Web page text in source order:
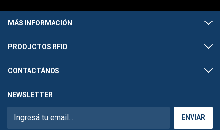
MÁS INFORMACIÓN
PRODUCTOS RFID
CONTACTÁNOS
NEWSLETTER